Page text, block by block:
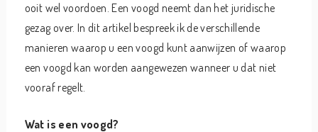
ooit wel voordoen. Een voogd neemt dan het juridische
gezag over. In dit artikel bespreek ik de verschillende
manieren waarop u een voogd kunt aanwijzen of waarop
een voogd kan worden aangewezen wanneer u dat niet
vooraf regelt.
Wat is een voogd?